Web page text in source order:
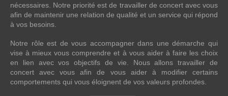
nécessaires. Notre priorité est de travailler de concert avec vous
afin de maintenir une relation de qualité et un service qui répond
à vos besoins.
Notre rôle est de vous accompagner dans une démarche qui
vise à mieux vous comprendre et à vous aider à faire les choix
en lien avec vos objectifs de vie. Nous allons travailler de
concert avec vous afin de vous aider à modifier certains
comportements qui vous éloignent de vos valeurs profondes.